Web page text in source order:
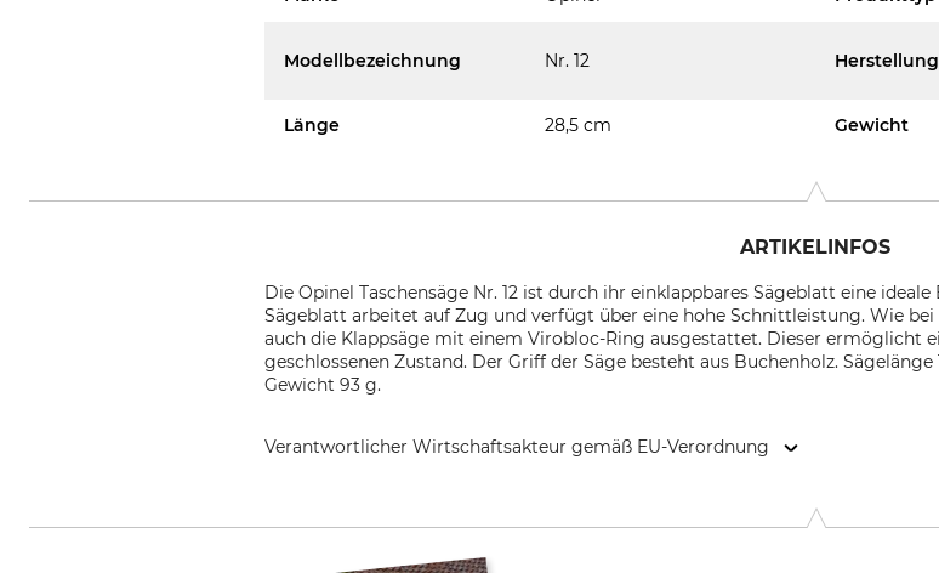
Modellbezeichnung Nr. 12 Herstellung
Länge 28,5 cm Gewicht
ARTIKELINFOS
Die Opinel Taschensäge Nr. 12 ist durch ihr einklappbares Sägeblatt eine
Sägeblatt arbeitet auf Zug und verfügt über eine hohe Schnittleistung. Wie bei
auch die Klappsäge mit einem Virobloc-Ring ausgestattet. Dieser ermöglicht
geschlossenen Zustand. Der Griff der Säge besteht aus Buchenholz.
Gewicht 93 g.
Verantwortlicher Wirtschaftsakteur gemäß EU-Verordnung